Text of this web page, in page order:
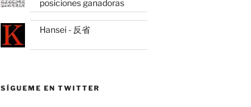
posiciones ganadoras
Hansei - 反省
SÍGUEME EN TWITTER